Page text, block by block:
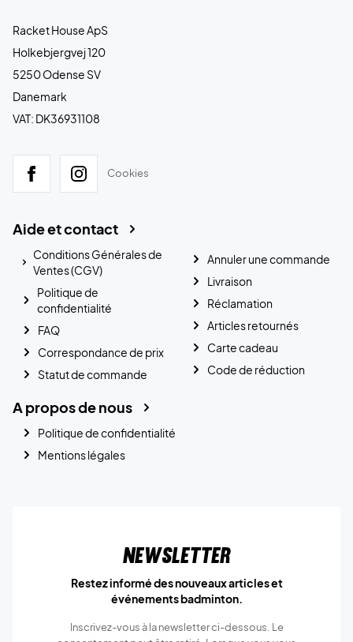
Racket House ApS
Holkebjergvej 120
5250 Odense SV
Danemark
VAT: DK36931108
Cookies
Aide et contact
Conditions Générales de
Ventes (CGV)
Politique de
confidentialité
FAQ
Correspondance de prix
Statut de commande
Annuler une commande
Livraison
Réclamation
Articles retournés
Carte cadeau
Code de réduction
A propos de nous
Politique de confidentialité
Mentions légales
Newsletter
Restez informé des nouveaux articles et
événements badminton.
Inscrivez-vous à la newsletter ci-dessous. Le